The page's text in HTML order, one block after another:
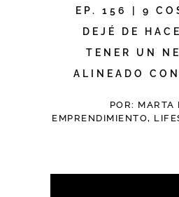
EP. 156 | 9
DEJÉ DE
TENER UN
ALINEADO
POR: MARTA
EMPRENDIMIENTO,